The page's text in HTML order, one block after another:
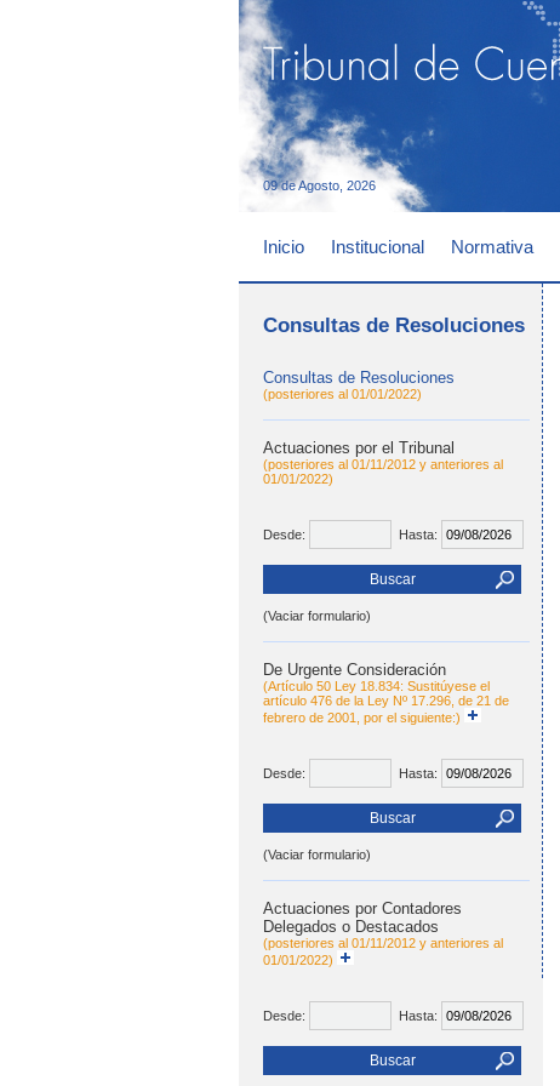
09 de Agosto, 2026
Inicio Institucional Normativa
Consultas de Resoluciones
Consultas de Resoluciones
(posteriores al 01/01/2022)
Actuaciones por el Tribunal
(posteriores al 01/11/2012 y anteriores al
01/01/2022)
Desde: Hasta:
Buscar
(Vaciar formulario)
De Urgente Consideración
(Artículo 50 Ley 18.834: Sustitúyese el
artículo 476 de la Ley Nº 17.296, de 21 de
febrero de 2001, por el siguiente:)
Desde: Hasta:
Buscar
(Vaciar formulario)
Actuaciones por Contadores
Delegados o Destacados
(posteriores al 01/11/2012 y anteriores al
01/01/2022)
Desde: Hasta:
Buscar